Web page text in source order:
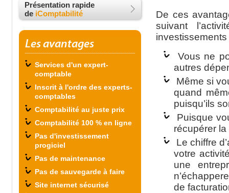
Présentation rapide
de iComptabilité
Les avantages
Services d'un expert-
comptable
Inscrit à l'ordre des experts-
comptables
Comptabilité au juste prix
Comptabilité 100 % en ligne
Pas d'investissement
progiciel
Pas de maintenance
Pas de sauvegarde à faire
Site internet sécurisé
De ces
suivant
Vous ne
autres
Même si
quand
puisqu’ils
Puisque
récupérer
Le chiffre
votre
une
de